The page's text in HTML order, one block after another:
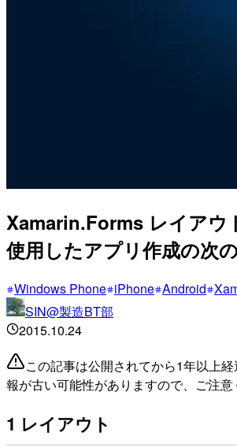
Xamarin.Forms レイアウ
使用したアプリ作成の次の
Windows Phone iPhone Android
SIN@製造BT部
2015.10.24
この記事は公開されてから1年以上
報が古い可能性がありますので、ご注意
1 レイアウト